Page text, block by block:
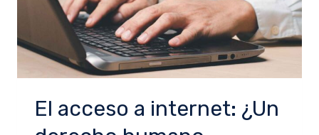
El acceso a internet: ¿Un